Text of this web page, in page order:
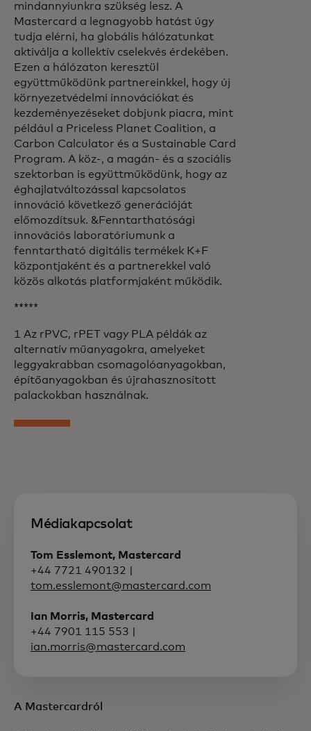
mindannyiunkra szükség lesz. A
Mastercard a legnagyobb hatást úgy
tudja elérni, ha globális hálózatunkat
aktiválja a kollektív cselekvés érdekében.
Ezen a hálózaton keresztül
együttműködünk partnereinkkel, hogy új
környezetvédelmi innovációkat és
kezdeményezéseket dobjunk piacra, mint
például a Priceless Planet Coalition, a
Carbon Calculator és a Sustainable Card
Program. A köz-, a magán- és a szociális
szektorban is együttműködünk, hogy az
éghajlatváltozással kapcsolatos
innováció következő generációját
előmozdítsuk. &Fenntarthatósági
innovációs laboratóriumunk a
fenntartható digitális termékek K+F
központjaként és a partnerekkel való
közös alkotás platformjaként működik.
*****
1 Az rPVC, rPET vagy PLA példák az
alternatív műanyagokra, amelyeket
leggyakrabban csomagolóanyagokban,
építőanyagokban és újrahasznosított
palackokban használnak.
Médiakapcsolat
Tom Esslemont, Mastercard
+44 7721 490132 |
tom.esslemont@mastercard.com
Ian Morris, Mastercard
+44 7901 115 553 |
ian.morris@mastercard.com
A Mastercardról